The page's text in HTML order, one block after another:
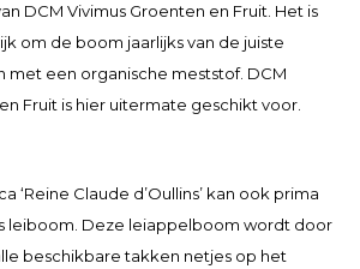
DCM Vivimus Groenten en Fruit. Het is
om de boom jaarlijks van de juiste
met een organische meststof. DCM
Fruit is hier uitermate geschikt voor.
‘Reine Claude d’Oullins’ kan ook prima
leiboom. Deze leiappelboom wordt door
beschikbare takken netjes op het